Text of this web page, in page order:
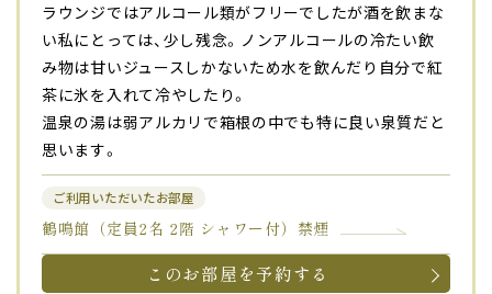
ラウンジではアルコール類がフリーでしたが酒を飲まな
い私にとっては、少し残念。ノンアルコールの冷たい飲
み物は甘いジュースしかないため水を飲んだり自分で紅
茶に氷を入れて冷やしたり。
温泉の湯は弱アルカリで箱根の中でも特に良い泉質だと
思います。
ご利用いただいたお部屋
鶴鳴館（定員2名 2階 シャワー付）禁煙
このお部屋を予約する